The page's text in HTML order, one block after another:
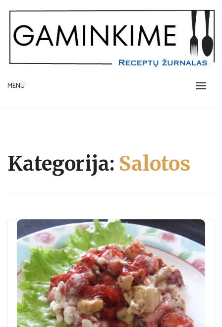
content
GAMINKIME.LT
receptų žurnalas
MENU
Kategorija: Salotos